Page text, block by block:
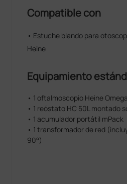
Compatible con
• Estuche blando para
Heine
Equipamiento
• 1 oftalmoscopio Heine
• 1 reóstato HC 50L montado
• 1 acumulador portátil mPack
• 1 transformador de red
90°)